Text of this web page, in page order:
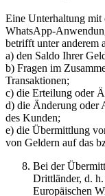
Eine Unterhaltung mit
WhatsApp-
betrifft unter anderem
a) den Saldo Ihrer
b) Fragen im
Transaktionen;
c) die Erteilung oder
d) die Änderung oder
des Kunden;
e) die Übermittlung
von Geldern auf das
Bei der
Drittländer, d.
Europäischen